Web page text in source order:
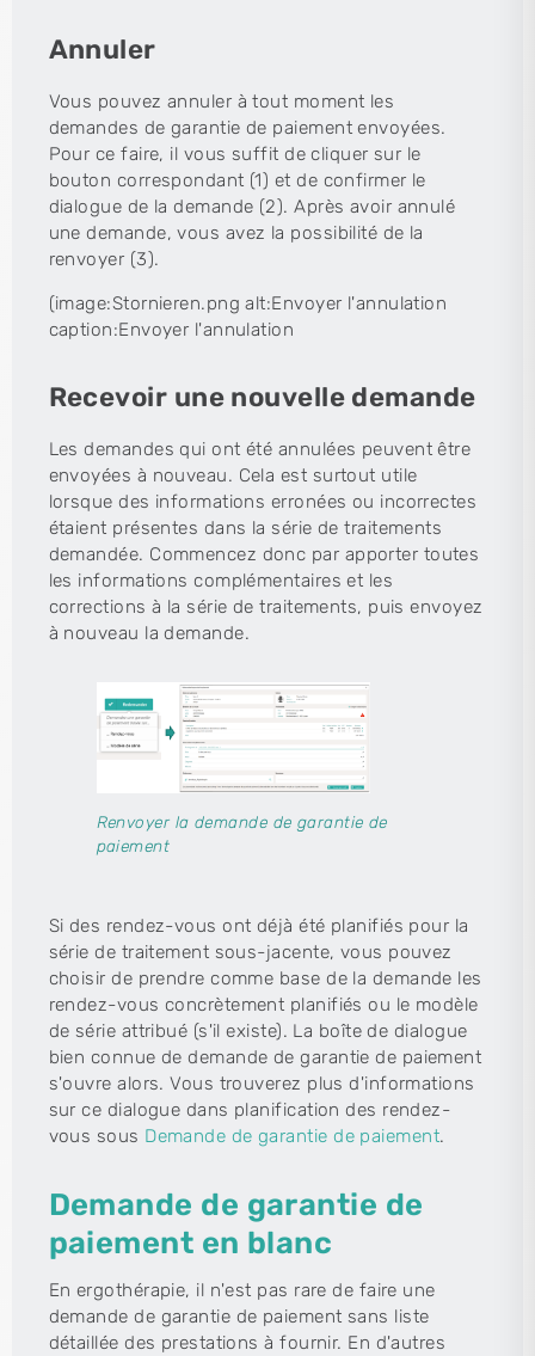
Annuler
Vous pouvez annuler à tout moment les
demandes de garantie de paiement envoyées.
Pour ce faire, il vous suffit de cliquer sur le
bouton correspondant (1) et de confirmer le
dialogue de la demande (2). Après avoir annulé
une demande, vous avez la possibilité de la
renvoyer (3).
(image:Stornieren.png alt:Envoyer l'annulation
caption:Envoyer l'annulation
Recevoir une nouvelle demande
Les demandes qui ont été annulées peuvent être
envoyées à nouveau. Cela est surtout utile
lorsque des informations erronées ou incorrectes
étaient présentes dans la série de traitements
demandée. Commencez donc par apporter toutes
les informations complémentaires et les
corrections à la série de traitements, puis envoyez
à nouveau la demande.
Renvoyer la demande de garantie de
paiement
Si des rendez-vous ont déjà été planifiés pour la
série de traitement sous-jacente, vous pouvez
choisir de prendre comme base de la demande les
rendez-vous concrètement planifiés ou le modèle
de série attribué (s'il existe). La boîte de dialogue
bien connue de demande de garantie de paiement
s'ouvre alors. Vous trouverez plus d'informations
sur ce dialogue dans planification des rendez-
vous sous Demande de garantie de paiement.
Demande de garantie de
paiement en blanc
En ergothérapie, il n'est pas rare de faire une
demande de garantie de paiement sans liste
détaillée des prestations à fournir. En d'autres